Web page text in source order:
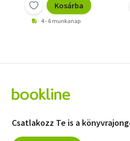
Kosárba
4 - 6 munkanap
Csatlakozz Te is a